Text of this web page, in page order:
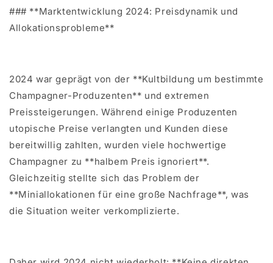
### **Marktentwicklung 2024: Preisdynamik und
Allokationsprobleme**
2024 war geprägt von der **Kultbildung um bestimmte
Champagner-Produzenten** und extremen
Preissteigerungen. Während einige Produzenten
utopische Preise verlangten und Kunden diese
bereitwillig zahlten, wurden viele hochwertige
Champagner zu **halbem Preis ignoriert**.
Gleichzeitig stellte sich das Problem der
**Miniallokationen für eine große Nachfrage**, was
die Situation weiter verkomplizierte.